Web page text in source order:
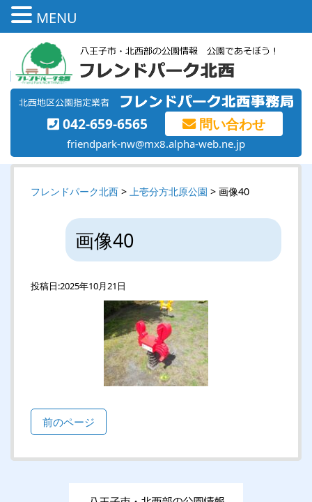
042-659-6565 問い合わせ
friendpark-nw@mx8.alpha-web.ne.jp
フレンドパーク北西 > 上壱分方北原公園 > 画像40
画像40
投稿日:2025年10月21日
前のページ
MENU